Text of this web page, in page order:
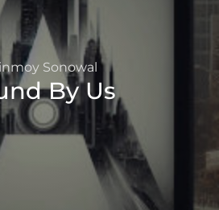
Sonowal
By Us